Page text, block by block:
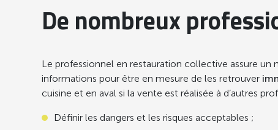
De nombreux
Le professionnel en restauration collective assure un
informations pour être en mesure de les retrouver
cuisine et en aval si la vente est réalisée à d’autres
Définir les dangers et les risques acceptables ;